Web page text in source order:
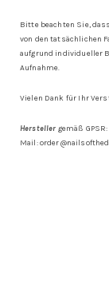
Bitte beachten Sie,
von den tatsächlichen
aufgrund individueller
Aufnahme.
Vielen Dank für Ihr
Hersteller gemäß
Mail: